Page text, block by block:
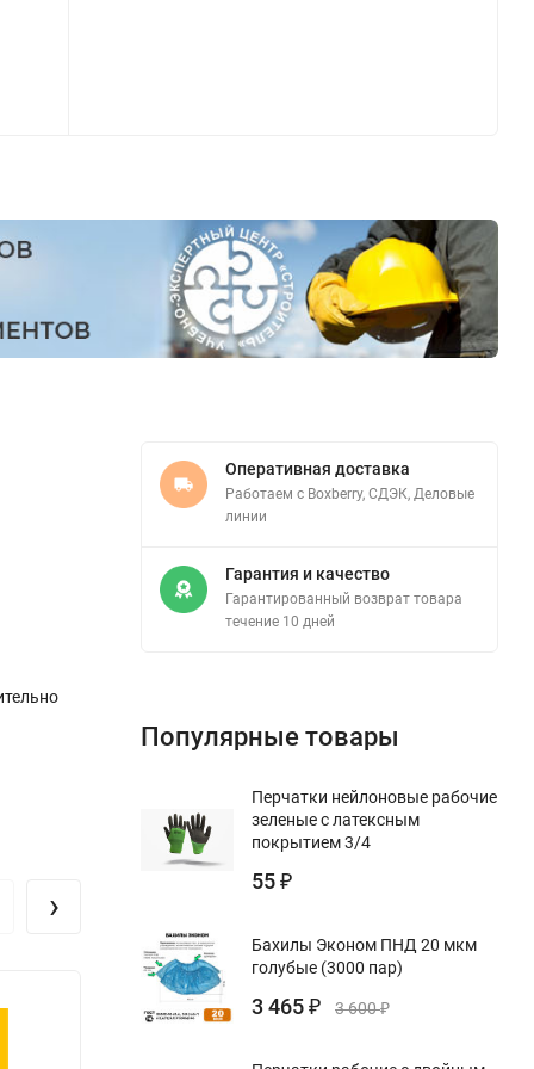
›
Оперативная доставка
Работаем с Boxberry, СДЭК, Деловые
линии
Гарантия и качество
Гарантированный возврат товара
течение 10 дней
Популярные товары
Перчатки нейлоновые рабочие
зеленые с латексным
покрытием 3/4
55 ₽
Бахилы Эконом ПНД 20 мкм
голубые (3000 пар)
3 465 ₽ 3 600₽